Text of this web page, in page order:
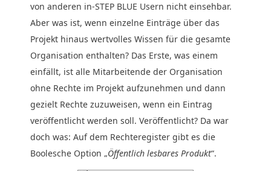
von anderen in-STEP BLUE Usern nicht einsehbar.
Aber was ist, wenn einzelne Einträge über das
Projekt hinaus wertvolles Wissen für die gesamte
Organisation enthalten? Das Erste, was einem
einfällt, ist alle Mitarbeitende der Organisation
ohne Rechte im Projekt aufzunehmen und dann
gezielt Rechte zuzuweisen, wenn ein Eintrag
veröffentlicht werden soll. Veröffentlicht? Da war
doch was: Auf dem Rechteregister gibt es die
Boolesche Option „Öffentlich lesbares Produkt“.